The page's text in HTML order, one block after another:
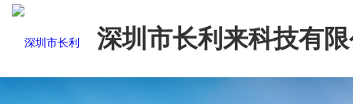
深圳市长利来科技有